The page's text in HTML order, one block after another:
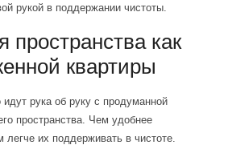
рукой в поддержании чистоты.
пространства как
квартиры
идут рука об руку с продуманной
пространства. Чем удобнее
их поддерживать в чистоте.